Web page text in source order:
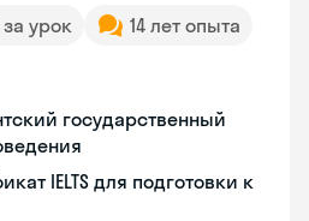
за урок
14 лет опыта
государственный
IELTS для подготовки к